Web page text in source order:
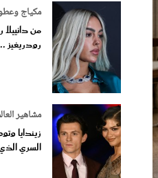
مكياج
من
رودريغيز
مشاهير
زيندايا
السري الذي